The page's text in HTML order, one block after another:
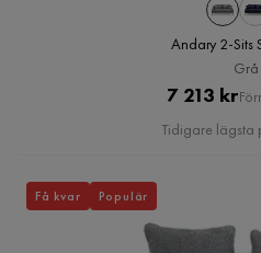
Andary 2-Sits
Grå
7 213 kr
Tidigare lägsta
Få kvar Populär